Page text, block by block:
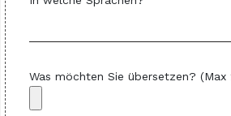
Was möchten Sie übersetzen? (Max